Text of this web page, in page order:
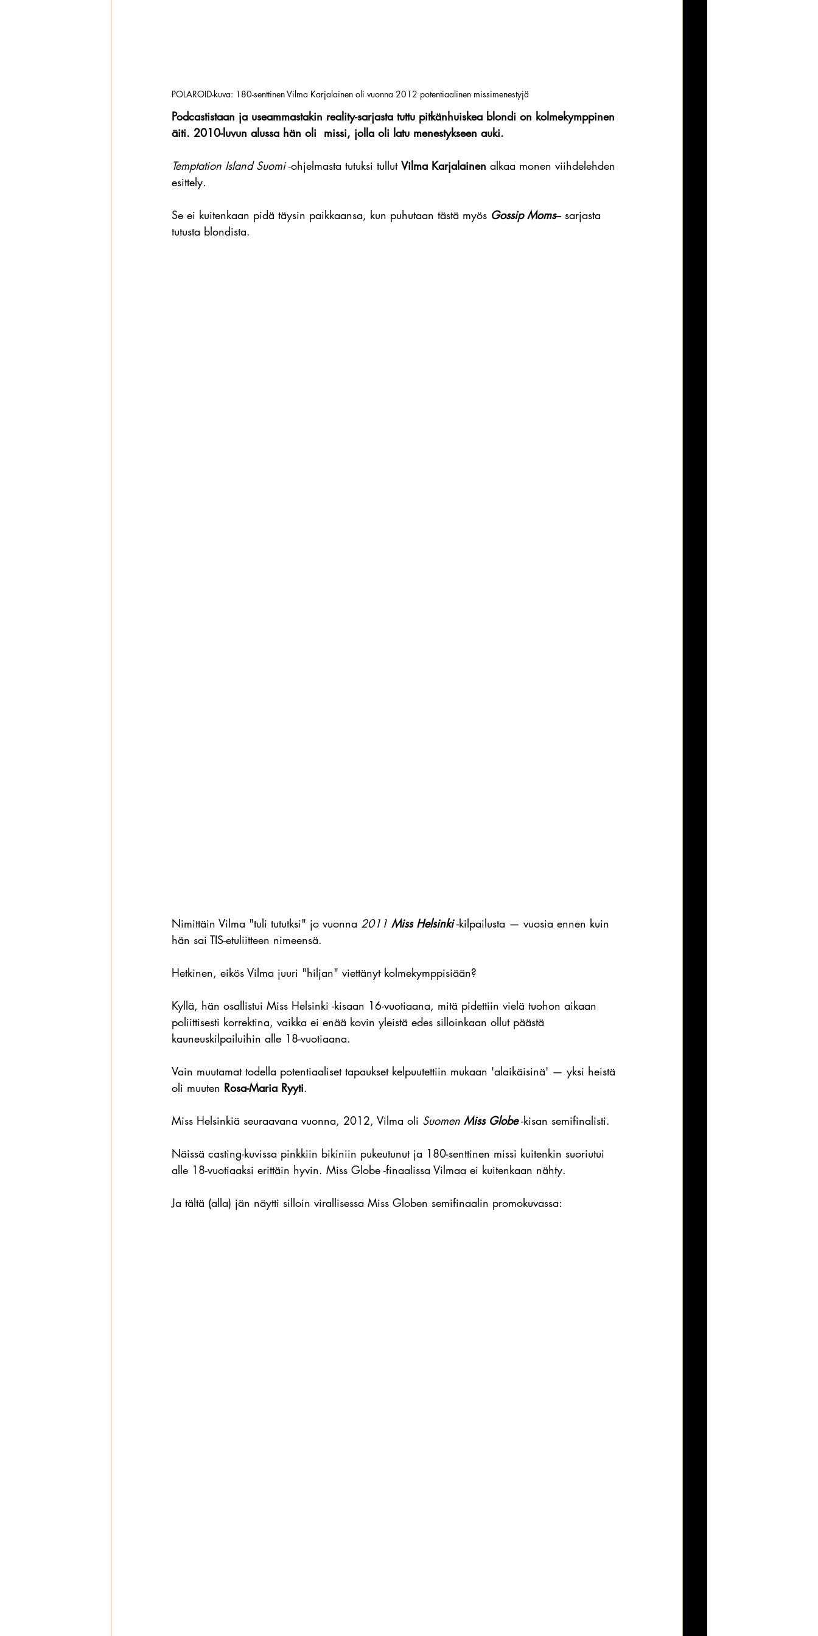
POLAROID-kuva: 180-senttinen Vilma Karjalainen oli vuonna 2012 potentiaalinen missimenestyjä
Podcastistaan ja useammastakin reality-sarjasta tuttu pitkänhuiskea blondi on kolmekymppinen
äiti. 2010-luvun alussa hän oli  missi, jolla oli latu menestykseen auki.
Temptation Island Suomi -ohjelmasta tutuksi tullut Vilma Karjalainen alkaa monen viihdelehden
esittely.
Se ei kuitenkaan pidä täysin paikkaansa, kun puhutaan tästä myös Gossip Moms– sarjasta
tutusta blondista.
Nimittäin Vilma "tuli tututksi" jo vuonna 2011 Miss Helsinki -kilpailusta — vuosia ennen kuin
hän sai TIS-etuliitteen nimeensä.
Hetkinen, eikös Vilma juuri "hiljan" viettänyt kolmekymppisiään?
Kyllä, hän osallistui Miss Helsinki -kisaan 16-vuotiaana, mitä pidettiin vielä tuohon aikaan
poliittisesti korrektina, vaikka ei enää kovin yleistä edes silloinkaan ollut päästä
kauneuskilpailuihin alle 18-vuotiaana.
Vain muutamat todella potentiaaliset tapaukset kelpuutettiin mukaan 'alaikäisinä' — yksi heistä
oli muuten Rosa-Maria Ryyti.
Miss Helsinkiä seuraavana vuonna, 2012, Vilma oli Suomen Miss Globe -kisan semifinalisti.
Näissä casting-kuvissa pinkkiin bikiniin pukeutunut ja 180-senttinen missi kuitenkin suoriutui
alle 18-vuotiaaksi erittäin hyvin. Miss Globe -finaalissa Vilmaa ei kuitenkaan nähty.
Ja tältä (alla) jän näytti silloin virallisessa Miss Globen semifinaalin promokuvassa: